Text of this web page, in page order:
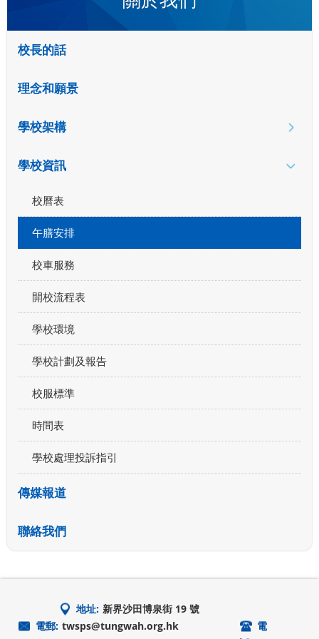
校長的話
理念和願景
學校架構
學校資訊
校曆表
午膳安排
校車服務
開校流程表
學校環境
學校計劃及報告
校服標準
時間表
學校處理投訴指引
傳媒報道
聯絡我們
地址: 新界沙田博泉街 19 號
電郵: twsps@tungwah.org.hk
電